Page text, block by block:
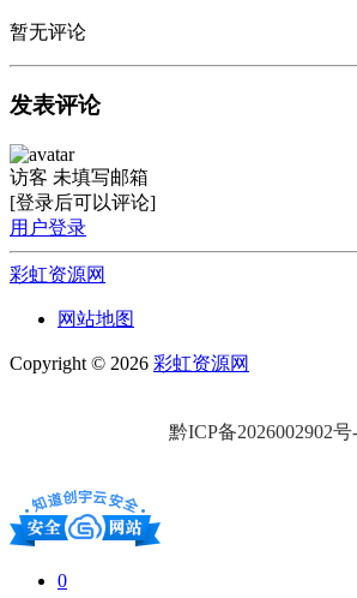
暂无评论
发表评论
访客 未填写邮箱
[登录后可以评论]
用户登录
彩虹资源网
网站地图
Copyright © 2026 彩虹资源网
黔ICP备2026002902号
0